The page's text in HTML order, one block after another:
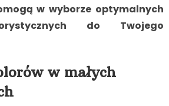
w wyborze optymalnych
do Twojego
w małych